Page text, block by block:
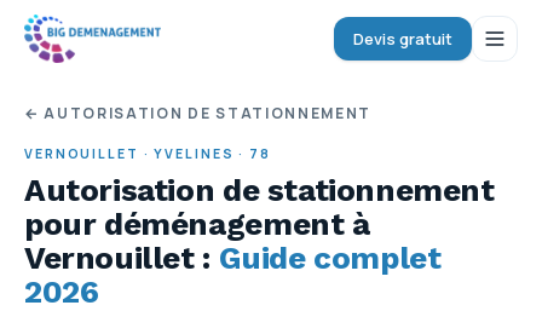
Devis gratuit
← AUTORISATION DE STATIONNEMENT
VERNOUILLET ·YVELINES · 78
Autorisation de stationnement
pour déménagement à
Vernouillet: Guide complet
2026